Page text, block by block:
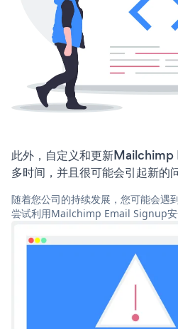
此外，自定义和更新
多时间，并且很可能会引起新的
随着您公司的持续发展，您可能会遇
尝试利用Mailchimp Email Signup安